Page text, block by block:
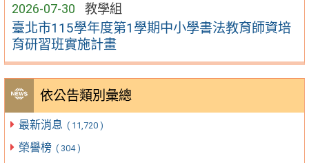
2026-07-30 教學組
臺北市115學年度第1學期中小學書法教育師資培
育研習班實施計畫
依公告類別彙總
最新消息 ( 11,720 )
榮譽榜 ( 304 )